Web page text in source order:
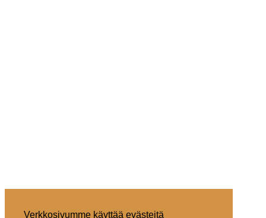
Verkkosivumme käyttää evästeitä